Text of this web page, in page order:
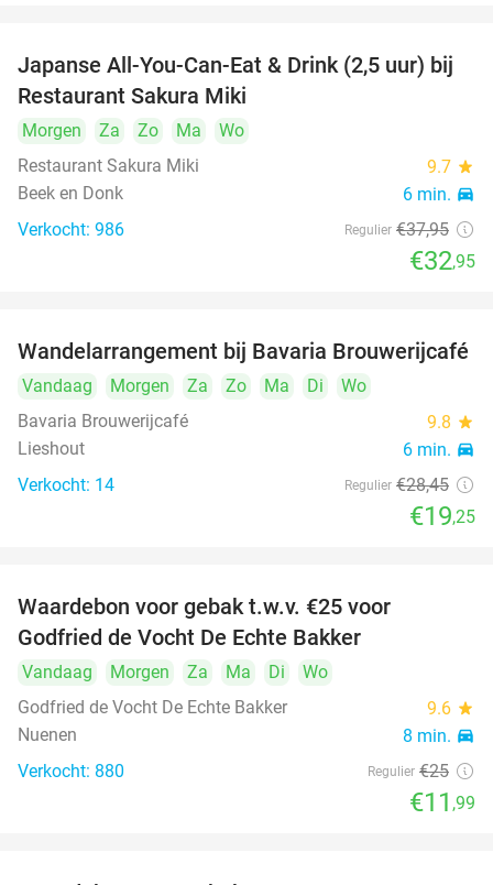
13%
Japanse All-You-Can-Eat & Drink (2,5 uur) bij
Restaurant Sakura Miki
Morgen Za Zo Ma
Wo
Restaurant Sakura Miki
9.7 star
Beek en Donk 6 min. directions_car
Verkocht: 986 Regulier €37,95
€32,95
32%
Wandelarrangement bij Bavaria Brouwerijcafé
Vandaag Morgen Za Zo Ma Di
Wo
Bavaria Brouwerijcafé
9.8 star
Lieshout 6 min. directions_car
Verkocht: 14 Regulier €28,45
€19,25
Waardebon voor gebak t.w.v. €25 voor
Godfried de Vocht De Echte Bakker
Vandaag Morgen Za Ma Di
Wo
Godfried de Vocht De Echte Bakker
9.6 star
Nuenen 8 min. directions_car
Verkocht: 880 Regulier €25
€11 ,99